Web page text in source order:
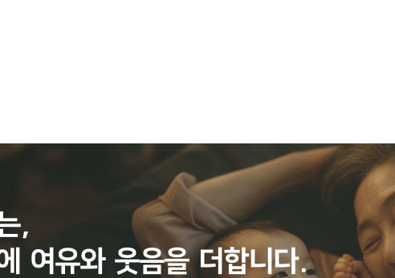
,
여유와 웃음을 더합니다.